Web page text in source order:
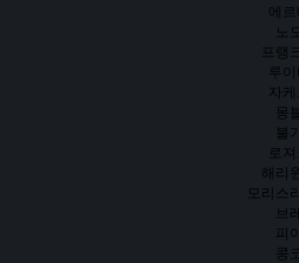
에
노
프랭
루이
자케
몽
불
로져
해리
모리스
브
피
콩